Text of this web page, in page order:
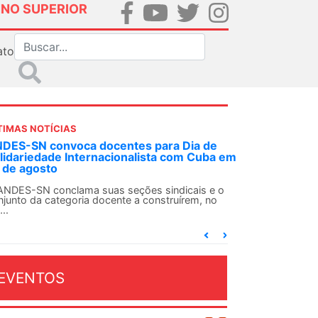
SUPERIOR
NOTÍCIAS
SN convoca docentes para Dia de
Internacionalista com Cuba em
de agosto
SN conclama suas seções sindicais e o
da categoria docente a construírem, no